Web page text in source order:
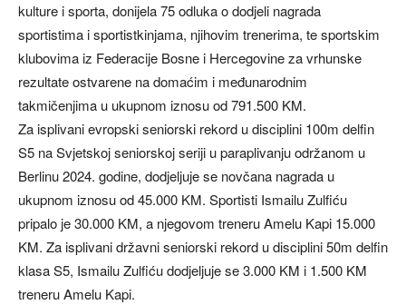
kulture i sporta, donijela 75 odluka o dodjeli nagrada
sportistima i sportistkinjama, njihovim trenerima, te sportskim
klubovima iz Federacije Bosne i Hercegovine za vrhunske
rezultate ostvarene na domaćim i međunarodnim
takmičenjima u ukupnom iznosu od 791.500 KM.
Za isplivani evropski seniorski rekord u disciplini 100m delfin
S5 na Svjetskoj seniorskoj seriji u paraplivanju održanom u
Berlinu 2024. godine, dodjeljuje se novčana nagrada u
ukupnom iznosu od 45.000 KM. Sportisti Ismailu Zulfiću
pripalo je 30.000 KM, a njegovom treneru Amelu Kapi 15.000
KM. Za isplivani državni seniorski rekord u disciplini 50m delfin
klasa S5, Ismailu Zulfiću dodjeljuje se 3.000 KM i 1.500 KM
treneru Amelu Kapi.